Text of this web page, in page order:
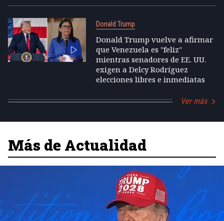
Donald Trump
Donald Trump vuelve a afirmar
que Venezuela es "feliz"
mientras senadores de EE. UU.
exigen a Delcy Rodríguez
elecciones libres e inmediatas
Ver más
Más de Actualidad